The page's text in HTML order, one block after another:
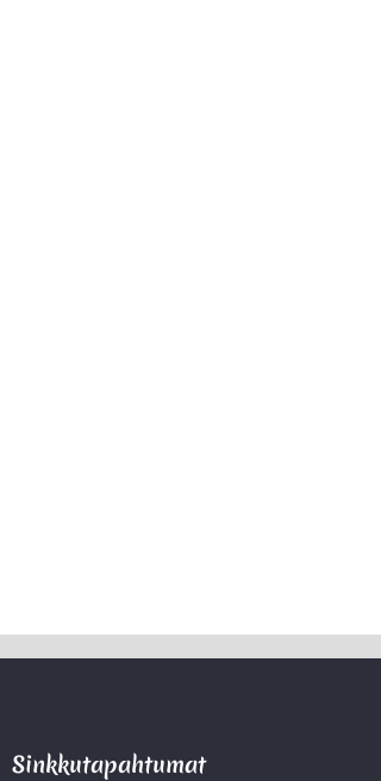
Sinkkutapahtumat